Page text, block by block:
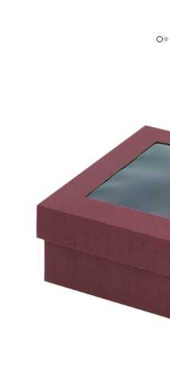
Prekės kodas:KL98
190 x 190 x 80 mm
Medžiaga:bordo
Storis:
Prekę galima atsiimti